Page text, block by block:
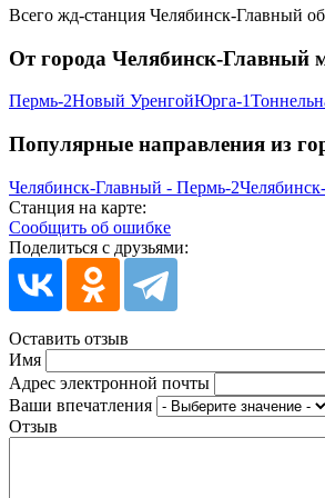
Всего жд-станция Челябинск-Главный
От города Челябинск-Главный
Пермь-2Новый УренгойЮрга-1
Популярные направления из
Челябинск-Главный - Пермь-2
Станция на карте:
Сообщить об ошибке
Поделиться с друзьями:
Оставить отзыв
Имя
Адрес электронной почты
Ваши впечатления
Отзыв